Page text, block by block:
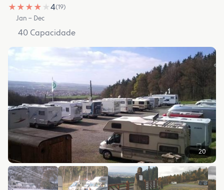
★ ★ ★ ★ ★4(19)
Jan – Dec
40 Capacidade
20